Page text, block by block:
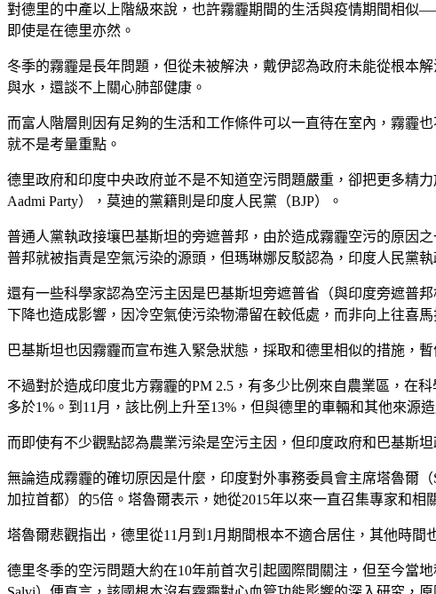
對德里的中產以上階級來說，也許霧霾期間的生活與疫情期間相似
即使是在德里亦然。
冬季的霧霾是長年問題，但從未被解決，戴伊認為政府未能從根
與水，還談不上關心肺部健康。
而富人階層則因有足夠的生活和工作條件可以一直待在室內，霧霾
就不是考量重點。
德里政府和印度中央政府並不是不知道空污問題嚴重，卻把更多精
Aadmi Party），莫迪的黨籍則是印度人民黨（BJP）。
普通人黨執政接壤巴基斯坦的旁遮普邦，由於造成霧霾空污的原因
普邦就被指責是空氣污染的源頭，但瑪琳娜反駁認為，印度人民黨
還有一些科學家認為空污主因是巴基斯坦旁遮普省（與印度旁遮普
下降也造成影響，因冷空氣使污染物滯留在較低處，而非向上往喜馬
巴基斯坦也因霧霾而宣布進入緊急狀態，採取和德里相似的措施，
不過對於造成印度北方霧霾的PM 2.5，有多少比例來自農業區，在
多於1%。到11月，該比例上升至13%，但與德里的車輛和其他來源
而即使有不少觀點認為農業污染是空污主因，但印度政府和巴基斯
無論造成霧霾的確切原因是什麼，印度對外事務委員會主席塔魯爾（
加拉首都）的5倍。塔魯爾表示，她從2015年以來一直召集專家和
塔魯爾悲觀指出，德里從11月到1月期間根本不適合居住，其他時間
德里冬季的空污問題大約在10年前首次引起國際間關注，但至今當